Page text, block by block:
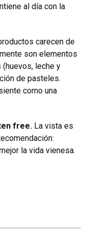
al día con la
carecen de
son elementos
leche y
de pasteles.
como una
free. La vista es
la vida vienesa.